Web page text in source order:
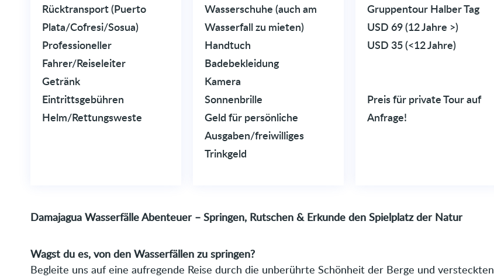
Rücktransport (Puerto
Plata/Cofresi/Sosua)
Professioneller
Fahrer/Reiseleiter
Getränk
Eintrittsgebühren
Helm/Rettungsweste
Wasserschuhe (auch am
Wasserfall zu mieten)
Handtuch
Badebekleidung
Kamera
Sonnenbrille
Geld für persönliche
Ausgaben/freiwilliges
Trinkgeld
Gruppentour Halber Tag
USD 69 (12 Jahre >)
USD 35 (<12 Jahre)
Preis für private Tour auf
Anfrage!
Damajagua Wasserfälle Abenteuer – Springen, Rutschen & Erkunde den Spielplatz der Natur
Wagst du es, von den Wasserfällen zu springen?
Begleite uns auf eine aufregende Reise durch die unberührte Schönheit der Berge und versteckten